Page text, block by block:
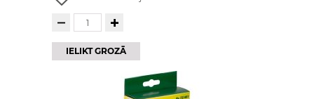
IELIKT GROZĀ